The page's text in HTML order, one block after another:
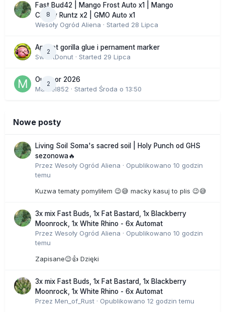
8
Fast Bud42 | Mango Frost Auto x1 | Mango
Cherry Runtz x2 | GMO Auto x1
Wesoły Ogród Aliena · Started 28 Lipca
2
Apricot gorilla glue i pernament marker
SweetDonut · Started 29 Lipca
2
Outdoor 2026
Marcel852 · Started Środa o 13:50
Nowe posty
Living Soil Soma's sacred soil | Holy Punch od GHS
sezonowa🔥
Przez Wesoły Ogród Aliena · Opublikowano 10 godzin
temu
Kuzwa tematy pomyliłem 😉😅 macky kasuj to plis 😉😅
3x mix Fast Buds, 1x Fat Bastard, 1x Blackberry
Moonrock, 1x White Rhino - 6x Automat
Przez Wesoły Ogród Aliena · Opublikowano 10 godzin
temu
Zapisane😉👍 Dzięki
3x mix Fast Buds, 1x Fat Bastard, 1x Blackberry
Moonrock, 1x White Rhino - 6x Automat
Przez Men_of_Rust · Opublikowano 12 godzin temu